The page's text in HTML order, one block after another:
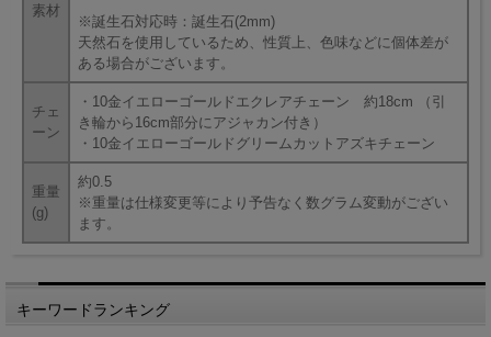
素材
※誕生石対応時：誕生石(2mm)
天然石を使用しているため、性質上、色味などに個体差が
ある場合がございます。
チェ
ーン
・10金イエローゴールドエクレアチェーン 約18cm （引
き輪から16cm部分にアジャカン付き）
・10金イエローゴールドグリームカットアズキチェーン
重量
(g)
約0.5
※重量は仕様変更等により予告なく数グラム変動がござい
ます。
キーワードランキング